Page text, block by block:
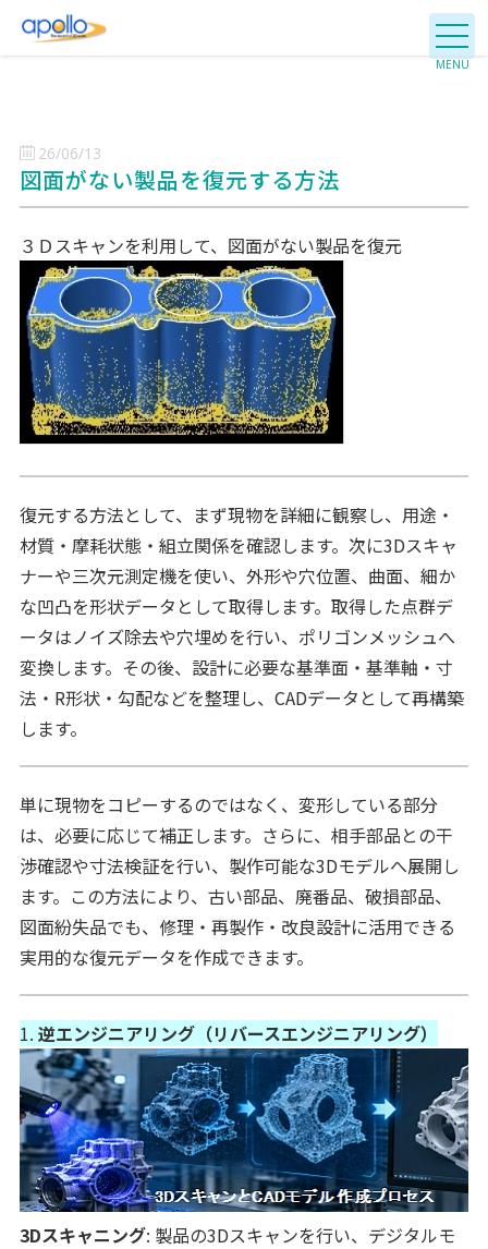
26/06/13
図面がない製品を復元する方法
３Ｄスキャンを利用して、図面がない製品を復元
復元する方法として、まず現物を詳細に観察し、用途・
材質・摩耗状態・組立関係を確認します。次に3Dスキャ
ナーや三次元測定機を使い、外形や穴位置、曲面、細か
な凹凸を形状データとして取得します。取得した点群デ
ータはノイズ除去や穴埋めを行い、ポリゴンメッシュへ
変換します。その後、設計に必要な基準面・基準軸・寸
法・R形状・勾配などを整理し、CADデータとして再構築
します。
単に現物をコピーするのではなく、変形している部分
は、必要に応じて補正します。さらに、相手部品との干
渉確認や寸法検証を行い、製作可能な3Dモデルへ展開し
ます。この方法により、古い部品、廃番品、破損部品、
図面紛失品でも、修理・再製作・改良設計に活用できる
実用的な復元データを作成できます。
1. 逆エンジニアリング（リバースエンジニアリング）
3Dスキャニング: 製品の3Dスキャンを行い、デジタルモ